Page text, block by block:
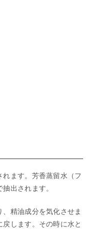
ます。芳香蒸留水（フ
出されます。
精油成分を気化させま
します。その時に水と